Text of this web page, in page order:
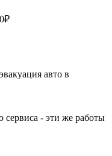
авто в
сервиса - эти же работы